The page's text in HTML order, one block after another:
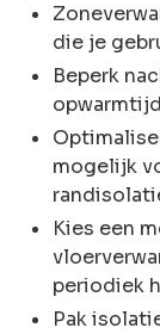
die je
Beperk
mogelijk
Kies een
periodiek
Pak